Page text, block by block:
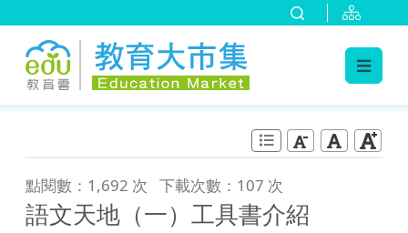
點閱數：1,692 次 下載次數：107 次
語文天地（一）工具書介紹